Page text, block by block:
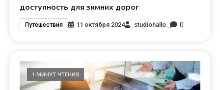
доступность для зимних дорог
Путешествия 11 октября 2024 studiohallo_ 0
1 МИНУТ ЧТЕНИЯ